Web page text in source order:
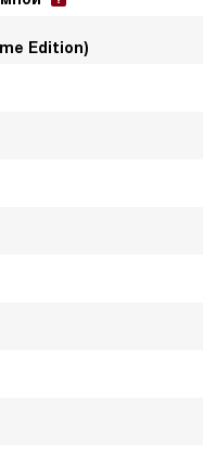
Edition)